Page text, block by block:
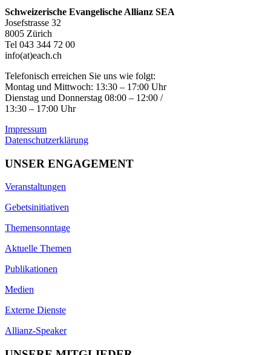
Schweizerische Evangelische Allianz SEA
Josefstrasse 32
8005 Zürich
Tel 043 344 72 00
info(at)each.ch
Telefonisch erreichen Sie uns wie folgt:
Montag und Mittwoch: 13:30 – 17:00 Uhr
Dienstag und Donnerstag 08:00 – 12:00 /
13:30 – 17:00 Uhr
Impressum
Datenschutzerklärung
UNSER ENGAGEMENT
Veranstaltungen
Gebetsinitiativen
Themensonntage
Aktuelle Themen
Publikationen
Medien
Externe Dienste
Allianz-Speaker